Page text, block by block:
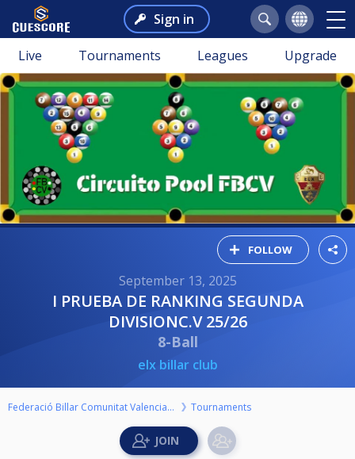
Sign in
Live Tournaments Leagues Upgrade
FOLLOW
September 13, 2025
I PRUEBA DE RANKING SEGUNDA
DIVISIONC.V 25/26
8-Ball
elx billar club
Federació Billar Comunitat Valenciana Tournaments